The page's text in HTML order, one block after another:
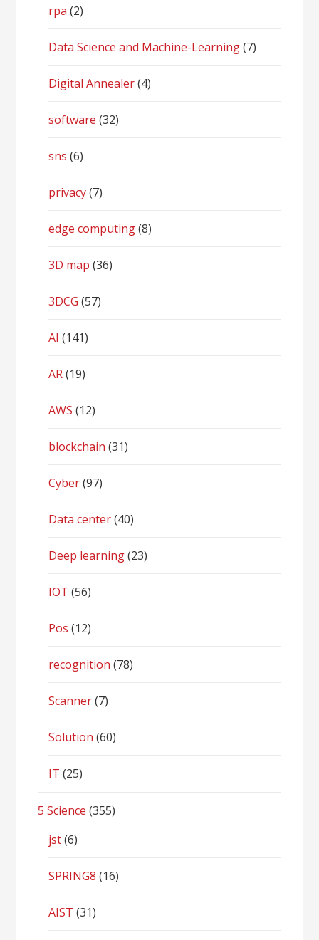
rpa (2)
Data Science and Machine-Learning(7)
Digital Annealer(4)
software (32)
sns (6)
privacy(7)
edge computing(8)
3D map (36)
3DCG (57)
AI (141)
AR(19)
AWS (12)
blockchain (31)
Cyber(97)
Data center(40)
Deep learning(23)
IOT (56)
Pos (12)
recognition (78)
Scanner(7)
Solution (60)
IT (25)
5 Science (355)
jst(6)
SPRING8 (16)
AIST (31)